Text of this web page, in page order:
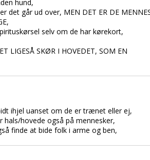
hund,
går ud over, MEN DET ER DE
selv om de har kørekort,
LIGESÅ SKØR I HOVEDET, SOM EN
ihjel uanset om de er trænet eller ej,
hovede også på mennesker,
finde at bide folk i arme og ben,